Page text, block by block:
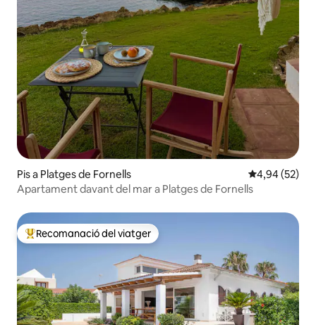
Pis a Platges de Fornells 4,94 de
4,94 (52)
Apartament davant del mar a Platges de Fornells
Principals recomanacions dels viatgers
Recomanació del viatger